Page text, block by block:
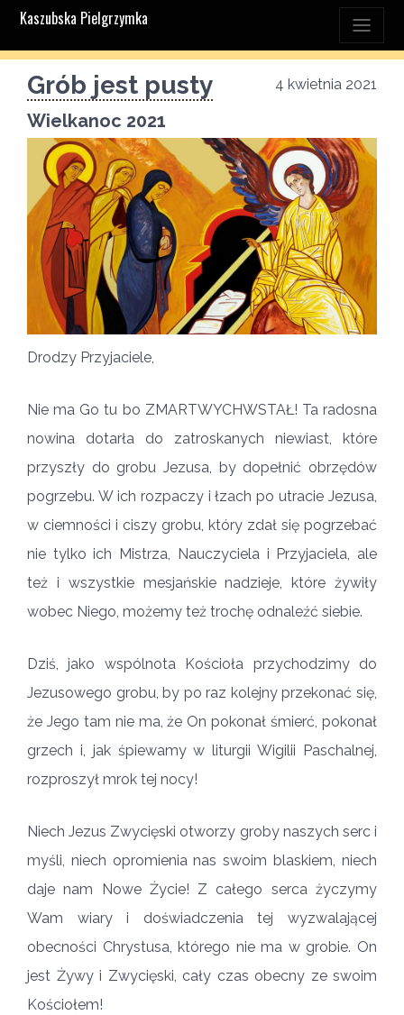
Kaszubska Pielgrzymka
Grób jest pusty
Wielkanoc 2021
4 kwietnia 2021
Drodzy Przyjaciele,
Nie ma Go tu bo ZMARTWYCHWSTAŁ! Ta radosna
nowina dotarła do zatroskanych niewiast, które
przyszły do grobu Jezusa, by dopełnić obrzędów
pogrzebu. W ich rozpaczy i łzach po utracie Jezusa,
w ciemności i ciszy grobu, który zdał się pogrzebać
nie tylko ich Mistrza, Nauczyciela i Przyjaciela, ale
też i wszystkie mesjańskie nadzieje, które żywiły
wobec Niego, możemy też trochę odnaleźć siebie.
Dziś, jako wspólnota Kościoła przychodzimy do
Jezusowego grobu, by po raz kolejny przekonać się,
że Jego tam nie ma, że On pokonał śmierć, pokonał
grzech i, jak śpiewamy w liturgii Wigilii Paschalnej,
rozproszył mrok tej nocy!
Niech Jezus Zwycięski otworzy groby naszych serc i
myśli, niech opromienia nas swoim blaskiem, niech
daje nam Nowe Życie! Z całego serca życzymy
Wam wiary i doświadczenia tej wyzwalającej
obecności Chrystusa, którego nie ma w grobie. On
jest Żywy i Zwycięski, cały czas obecny ze swoim
Kościołem!